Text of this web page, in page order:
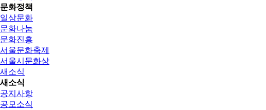
문화정책
일상문화
문화나눔
문화진흥
서울문화축제
서울시문화상
새소식
새소식
공지사항
공모소식